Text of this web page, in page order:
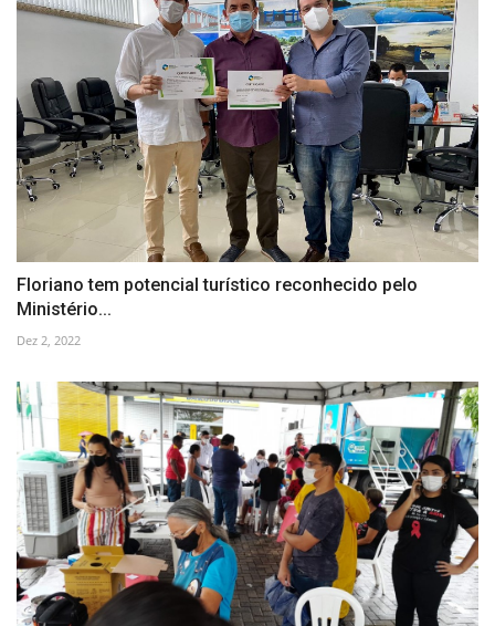
Floriano tem potencial turístico reconhecido pelo
Ministério...
Dez 2, 2022